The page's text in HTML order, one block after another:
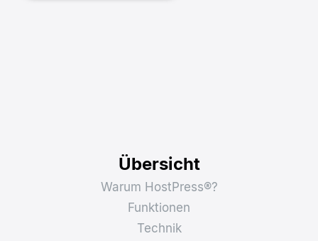
Übersicht
Warum HostPress®?
Funktionen
Technik